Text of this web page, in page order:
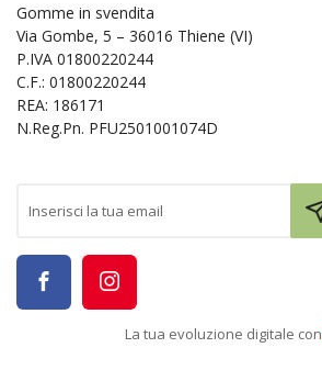
Gomme in svendita
Via Gombe, 5 – 36016 Thiene (VI)
P.IVA 01800220244
C.F.: 01800220244
REA: 186171
N.Reg.Pn. PFU2501001074D
La tua evoluzione digitale con